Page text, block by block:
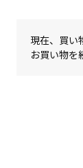
現在、買い
お買い物を